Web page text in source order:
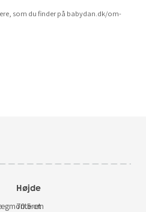
som du finder på babydan.dk/om-
Højde
70.5 cm